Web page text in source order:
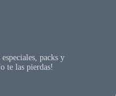
packs y
te las pierdas!